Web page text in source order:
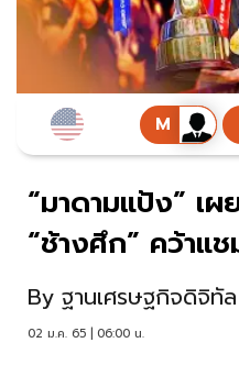
“มาดามแป้ง” เ
“ช้างศึก” คว้า
By ฐานเศรษฐกิจดิจิทัล
02 ม.ค. 65 | 06:00 น.